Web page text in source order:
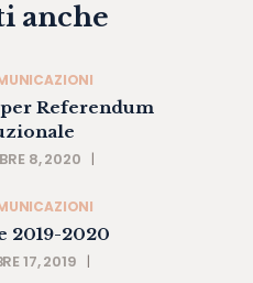
anche
Referendum
8, 2020 |
2019-2020
17, 2019 |